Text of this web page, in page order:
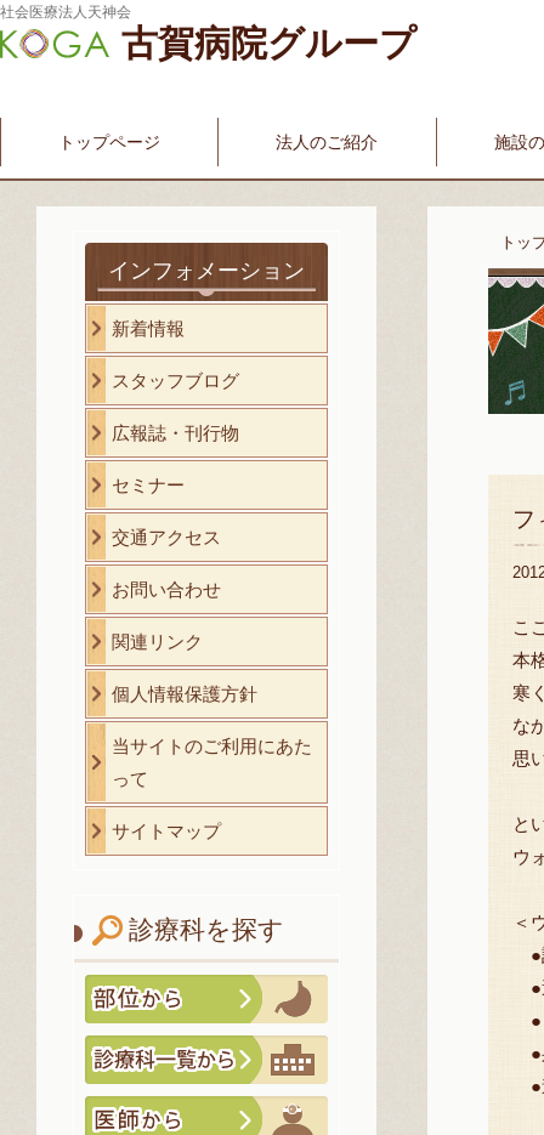
社会医療法人天神会
古賀病院グループ
トップページ 法人のご紹介 施設
新古賀みなみ病院 新古賀クリニック
インフォメーション
新着情報
スタッフブログ
広報誌・刊行物
セミナー
交通アクセス
お問い合わせ
関連リンク
個人情報保護方針
当サイトのご利用にあた
って
サイトマップ
診療科を探す
トッ
フ
こ
本
寒
な
思
と
ウ
＜
●
●
●
●
●